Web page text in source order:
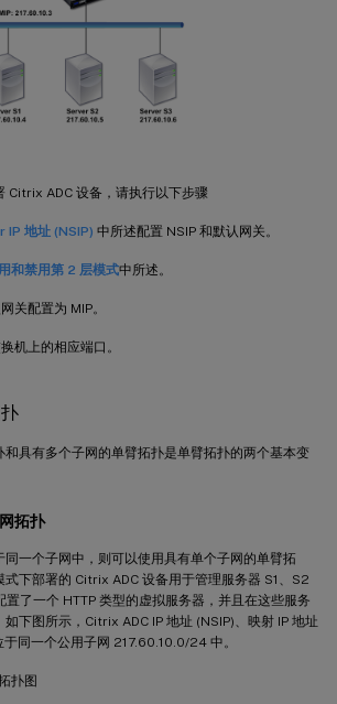
Citrix ADC 设备，请执行以下步骤
地址 (NSIP) 中所述配置 NSIP 和默认网关。
和禁用第 2 层模式中所述。
关配置为 MIP。
机上的相应端口。
具有多个子网的单臂拓扑是单臂拓扑的两个基本变
拓扑
一个子网中，则可以使用具有单个子网的单臂拓
下部署的 Citrix ADC 设备用于管理服务器 S1、S2
置了一个 HTTP 类型的虚拟服务器，并且在这些服务
下图所示，Citrix ADC IP 地址 (NSIP)、映射 IP 地址
于同一个公用子网 217.60.10.0/24 中。
扑图